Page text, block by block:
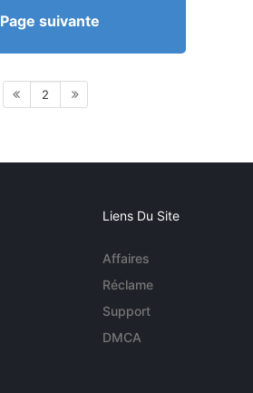
Page suivante
2
Liens Du Site
Affaires
Réclame
Support
DMCA